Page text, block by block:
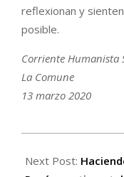
reflexionan y
posible.
Corriente Humanista
La Comune
13 marzo 2020
03-
Next Post: